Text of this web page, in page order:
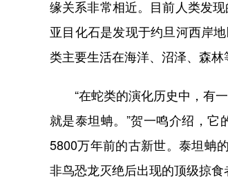
缘关系非常相近。目前人类发
亚目化石是发现于约旦河西岸
类主要生活在海洋、沼泽、森林
“在蛇类的演化历史中，有一
就是泰坦蚺。”贺一鸣介绍，它
5800万年前的古新世。泰坦蚺
非鸟恐龙灭绝后出现的顶级掠食